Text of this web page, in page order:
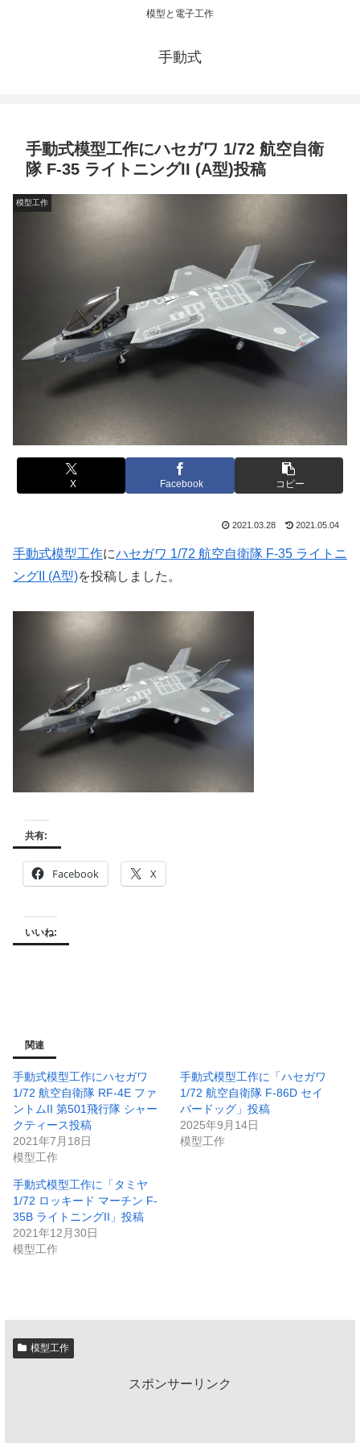
模型と電子工作
手動式
手動式模型工作にハセガワ 1/72 航空自衛
隊 F-35 ライトニングII (A型)投稿
模型工作
X Facebook コピー
2021.03.28 2021.05.04
手動式模型工作にハセガワ 1/72 航空自衛隊 F-35 ライトニ
ングII (A型)を投稿しました。
共有:
Facebook X
いいね:
関連
手動式模型工作にハセガワ
1/72 航空自衛隊 RF-4E ファ
ントムII 第501飛行隊 シャー
クティース投稿
2021年7月18日
模型工作
手動式模型工作に「ハセガワ
1/72 航空自衛隊 F-86D セイ
バードッグ」投稿
2025年9月14日
模型工作
手動式模型工作に「タミヤ
1/72 ロッキード マーチン F-
35B ライトニングII」投稿
2021年12月30日
模型工作
模型工作
スポンサーリンク